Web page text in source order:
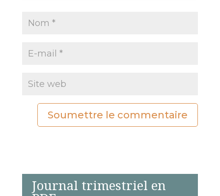
Soumettre le commentaire
Journal trimestriel en